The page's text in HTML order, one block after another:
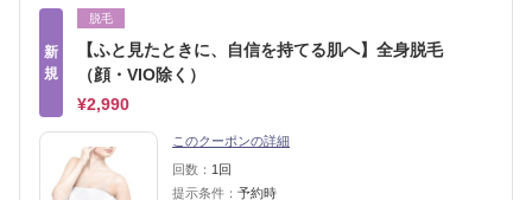
新
規
脱毛
【ふと見たときに、自信を持てる肌へ】全身脱毛
（顔・VIO除く）
¥2,990
このクーポンの詳細
回数： 1回
提示条件： 予約時